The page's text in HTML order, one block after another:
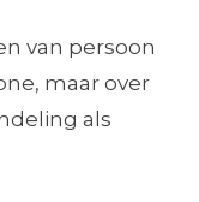
van persoon
maar over
als